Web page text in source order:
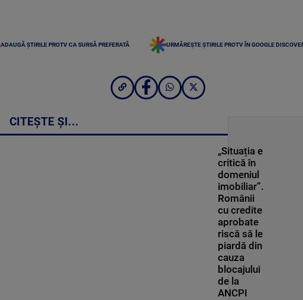
ADAUGĂ ȘTIRILE PROTV CA SURSĂ PREFERATĂ URMĂREȘTE ȘTIRILE PROTV ÎN GOOGLE
CITEȘTE ȘI...
„Situația e
critică în
domeniul
imobiliar”.
Românii
cu credite
aprobate
riscă să le
piardă din
cauza
blocajului
de la
ANCPI